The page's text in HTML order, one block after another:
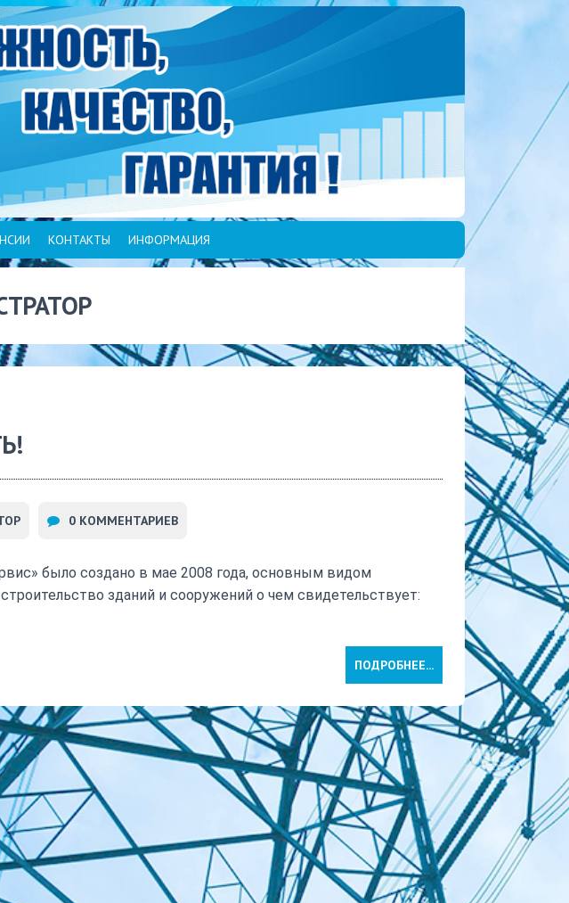
КОНТАКТЫ ИНФОРМАЦИЯ
0 КОММЕНТАРИЕВ
было создано в мае 2008 года, основным видом
зданий и сооружений о чем свидетельствует:
ПОДРОБНЕЕ...